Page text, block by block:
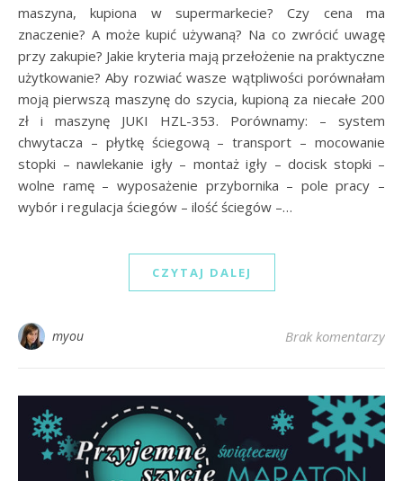
maszyna, kupiona w supermarkecie? Czy cena ma
znaczenie? A może kupić używaną? Na co zwrócić uwagę
przy zakupie? Jakie kryteria mają przełożenie na praktyczne
użytkowanie? Aby rozwiać wasze wątpliwości porównałam
moją pierwszą maszynę do szycia, kupioną za niecałe 200
zł i maszynę JUKI HZL-353. Porównamy: – system
chwytacza – płytkę ściegową – transport – mocowanie
stopki – nawlekanie igły – montaż igły – docisk stopki –
wolne ramę – wyposażenie przybornika – pole pracy –
wybór i regulacja ściegów – ilość ściegów –…
CZYTAJ DALEJ
myou Brak komentarzy